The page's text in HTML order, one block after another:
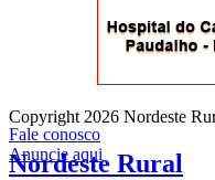
Fale conosco
Anuncie aqui
Copyright 2026 Nordeste
Nordeste Rural